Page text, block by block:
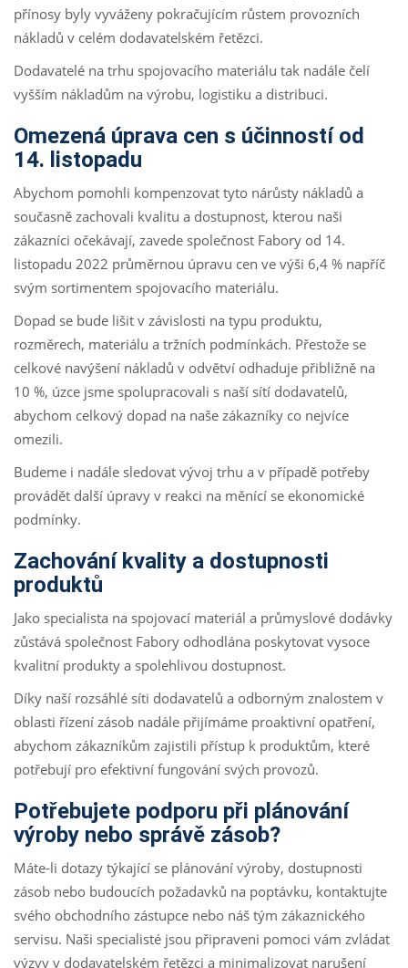
přínosy byly vyváženy pokračujícím růstem provozních
nákladů v celém dodavatelském řetězci.
Dodavatelé na trhu spojovacího materiálu tak nadále čelí
vyšším nákladům na výrobu, logistiku a distribuci.
Omezená úprava cen s účinností od
14. listopadu
Abychom pomohli kompenzovat tyto nárůsty nákladů a
současně zachovali kvalitu a dostupnost, kterou naši
zákazníci očekávají, zavede společnost Fabory od 14.
listopadu 2022 průměrnou úpravu cen ve výši 6,4 % napříč
svým sortimentem spojovacího materiálu.
Dopad se bude lišit v závislosti na typu produktu,
rozměrech, materiálu a tržních podmínkách. Přestože se
celkové navýšení nákladů v odvětví odhaduje přibližně na
10 %, úzce jsme spolupracovali s naší sítí dodavatelů,
abychom celkový dopad na naše zákazníky co nejvíce
omezili.
Budeme i nadále sledovat vývoj trhu a v případě potřeby
provádět další úpravy v reakci na měnící se ekonomické
podmínky.
Zachování kvality a dostupnosti
produktů
Jako specialista na spojovací materiál a průmyslové dodávky
zůstává společnost Fabory odhodlána poskytovat vysoce
kvalitní produkty a spolehlivou dostupnost.
Díky naší rozsáhlé síti dodavatelů a odborným znalostem v
oblasti řízení zásob nadále přijímáme proaktivní opatření,
abychom zákazníkům zajistili přístup k produktům, které
potřebují pro efektivní fungování svých provozů.
Potřebujete podporu při plánování
výroby nebo správě zásob?
Máte-li dotazy týkající se plánování výroby, dostupnosti
zásob nebo budoucích požadavků na poptávku, kontaktujte
svého obchodního zástupce nebo náš tým zákaznického
servisu. Naši specialisté jsou připraveni pomoci vám zvládat
výzvy v dodavatelském řetězci a minimalizovat narušení